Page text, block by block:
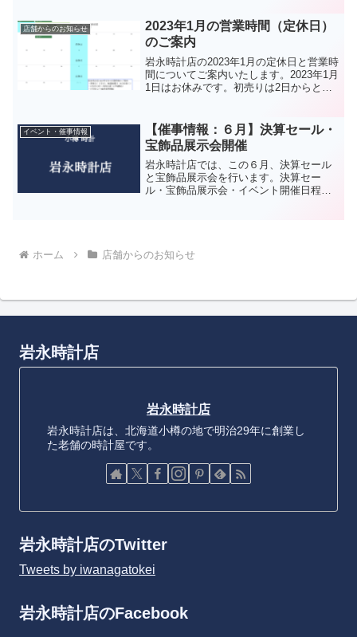
ております。また、新型コロナウィルス
感染拡大防止のため、短縮して...
店舗からのお知らせ
2023年1月の営業時間（定休日）
のご案内
岩永時計店の2023年1月の定休日と営業時
間についてご案内いたします。2023年1月
1日はお休みです。初売りは2日からとな
す。また、4日は水曜日ですが10時開店...
イベント・催事情報
【催事情報：６月】決算セール・
宝飾品展示会開催
岩永時計店では、この６月、決算セール
と宝飾品展示会を行います。決算セー
ル・宝飾品展示会・イベント開催日程開
ホーム
店舗からのお知らせ
岩永時計店
岩永時計店
岩永時計店は、北海道小樽の地で明治29年に創業し
た老舗の時計屋です。
岩永時計店のTwitter
Tweets by iwanagatokei
岩永時計店のFacebook